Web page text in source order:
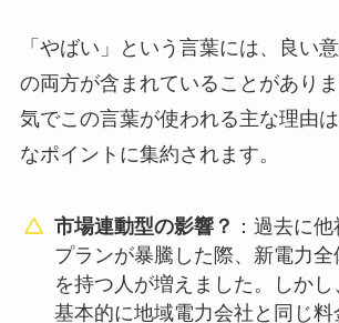
「やばい」という言葉には、良い
の両方が含まれていることがあり
気でこの言葉が使われる主な理由
なポイントに集約されます。
市場連動型の影響？ ：過去に
プランが暴騰した際、新電力
を持つ人が増えました。しか
基本的に地域電力会社と同じ料